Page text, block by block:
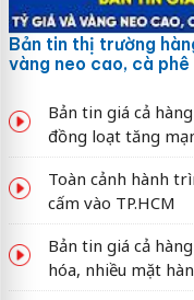
Bản tin thị trường
vàng neo cao, cà
Bản tin giá cả
đồng loạt tăng
Toàn cảnh hành
cấm vào TP.HCM
Bản tin giá cả
hóa, nhiều mặt